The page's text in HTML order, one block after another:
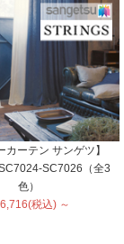
カーテン サンゲツ】
SC7026（全3
色）
税込) ～